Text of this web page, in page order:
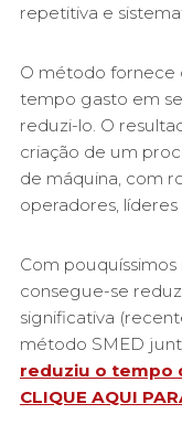
repetitiva e
O método fornece
tempo gasto em
reduzi-lo. O
criação de um
de máquina, com
operadores,
Com
consegue-se
significativa
método SMED
reduziu o tempo
CLIQUE AQUI